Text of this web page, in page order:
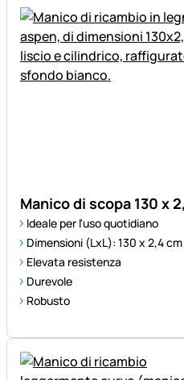
Manico di scopa 130 x
Ideale per l'uso quotidiano
Dimensioni (LxL): 130 x 2,4 cm
Elevata resistenza
Durevole
Robusto